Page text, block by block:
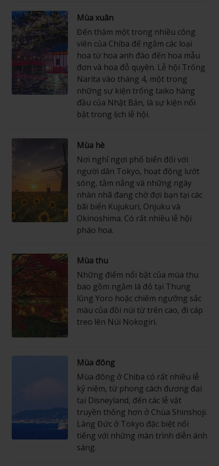
Mùa xuân
Đến thăm một trong nhiều công
viên của Chiba để ngắm các loại
hoa từ hoa anh đào đến hoa mẫu
đơn và hoa đỗ quyên. Lễ hội Trống
Narita vào tháng 4, một trong
những sự kiện trống taiko hàng
đầu của Nhật Bản, là sự kiện nổi
bật trong lịch lễ hội.
Mùa hè
Nơi nghỉ ngơi phổ biến đối với
người dân Tokyo, hoạt động lướt
sóng, tắm nắng và những ngày
nhàn nhã đang chờ đợi bạn tại các
bãi biển Kujukuri, Onjuku và
Okinoshima. Có rất nhiều lễ hội
pháo hoa.
Mùa thu
Những điểm nổi bật của mùa thu
bao gồm ngắm lá đỏ tại Thung
lũng Yoro hoặc chiêm ngưỡng sắc
màu của đồi núi từ trên cao, đi cáp
treo lên Núi Nokogiri.
Mùa đông
Mùa đông ở Chiba có rất nhiều lễ
kỷ niệm, từ phong cách đương đại
tại Disneyland, đến các lễ vật
truyền thống hơn ở Chùa Shinshoji.
Làng Đức ở Tokyo đặc biệt nổi
tiếng với những màn trình diễn ánh
sáng.